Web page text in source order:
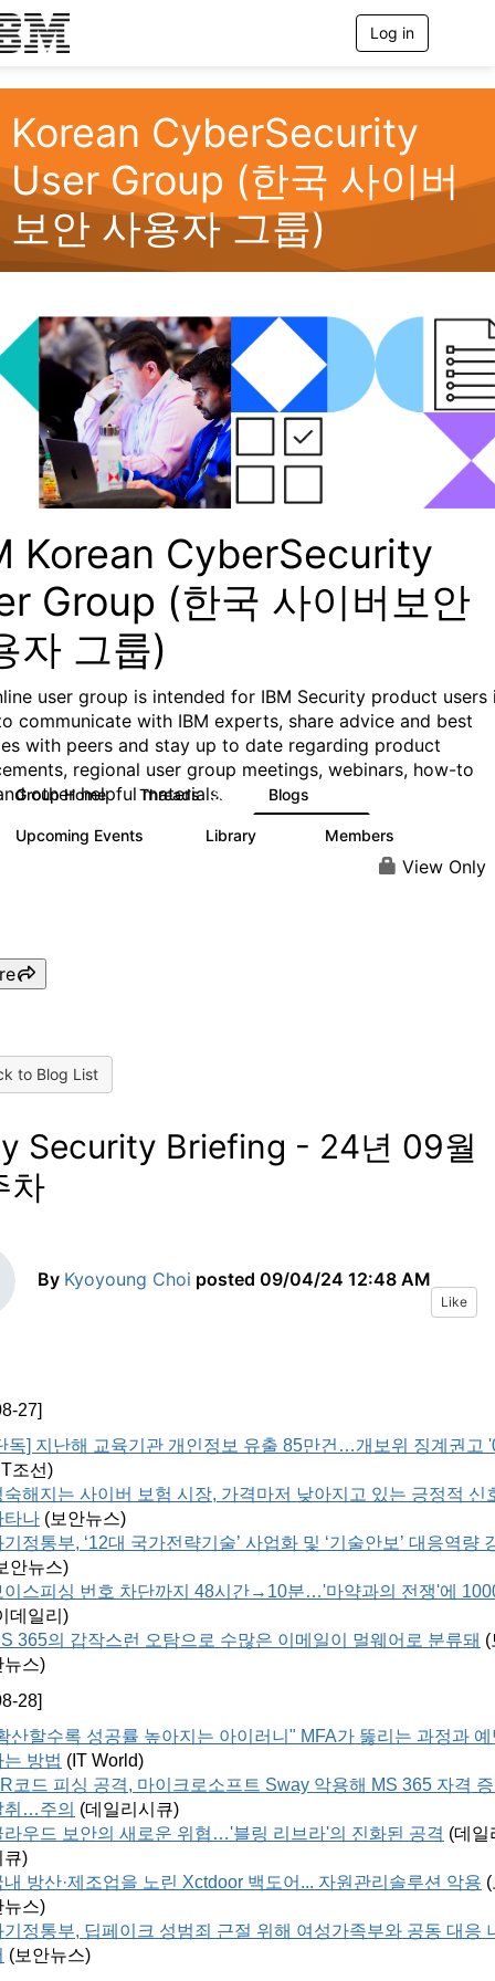
Log in
g
a
t
Korean CyberSecurity
User Group (한국 사이버
보안 사용자 그룹)
Korean CyberSecurity
Group (한국 사이버보안
자 그룹)
user group is intended for IBM Security product users
communicate with IBM experts, share advice and best
with peers and stay up to date regarding product
regional user group meetings, webinars, how-to
other helpful materials.
Group Home Threads 25 Blogs
Upcoming Events Library Members
View Only
to Blog List
Security Briefing - 24년 09월
차
By Kyoyoung Choi posted 09/04/24 12:48 AM
Like
27]
독] 지난해 교육기관 개인정보 유출 85만건…개보위 징계권고
조선)
숙해지는 사이버 보험 시장, 가격마저 낮아지고 있는 긍정적 신
타나 (보안뉴스)
기정통부, ‘12대 국가전략기술’ 사업화 및 ‘기술안보’ 대응역량
안뉴스)
이스피싱 번호 차단까지 48시간→10분…'마약과의 전쟁'에
데일리 )
365의 갑작스런 오탐으로 수많은 이메일이 멀웨어로 분류돼 (
뉴스)
28]
산할수록 성공률 높아지는 아이러니" MFA가 뚫리는 과정과 예
는 방법 (IT World)
코드 피싱 공격, 마이크로소프트 Sway 악용해 MS 365 자격
취…주의 (데일리시큐)
라우드 보안의 새로운 위협…'블링 리브라'의 진화된 공격 (데일
큐)
내 방산·제조업을 노린 Xctdoor 백도어... 자원관리솔루션 악용 (
뉴스)
기정통부, 딥페이크 성범죄 근절 위해 여성가족부와 공동 대응
(보안뉴스)